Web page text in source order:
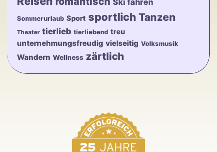
Sommerurlaub Sport sportlich Tanzen
Theater tierlieb tierliebend treu
unternehmungsfreudig vielseitig Volksmusik
Wandern Wellness zärtlich